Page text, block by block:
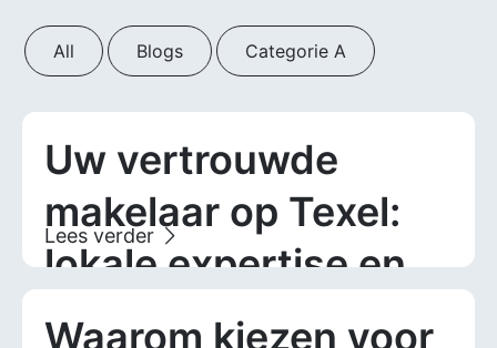
All Blogs Categorie A
Uw vertrouwde
makelaar op Texel:
lokale expertise en
persoonlijk contact
Waarom kiezen voor